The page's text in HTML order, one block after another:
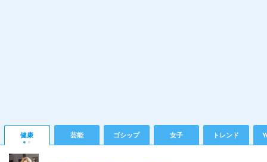
健康 芸能 ゴシップ 女子 トレンド